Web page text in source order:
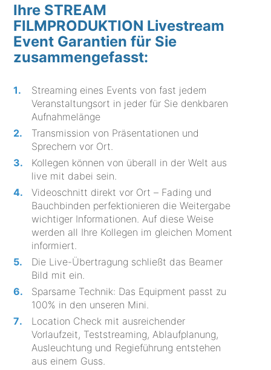
Ihre STREAM
FILMPRODUKTION Livestream
Event Garantien für Sie
zusammengefasst:
Streaming eines Events von fast jedem
Veranstaltungsort in jeder für Sie denkbaren
Aufnahmelänge
Transmission von Präsentationen und
Sprechern vor Ort.
Kollegen können von überall in der Welt aus
live mit dabei sein.
Videoschnitt direkt vor Ort – Fading und
Bauchbinden perfektionieren die Weitergabe
wichtiger Informationen. Auf diese Weise
werden all Ihre Kollegen im gleichen Moment
informiert.
Die Live-Übertragung schließt das Beamer
Bild mit ein.
Sparsame Technik: Das Equipment passt zu
100% in den unseren Mini.
Location Check mit ausreichender
Vorlaufzeit, Teststreaming, Ablaufplanung,
Ausleuchtung und Regieführung entstehen
aus einem Guss.